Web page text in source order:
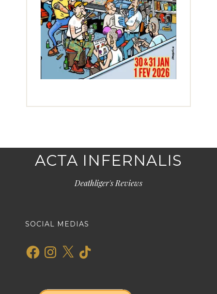
ACTA INFERNALIS
Deathliger's Reviews
SOCIAL MEDIAS
FacebookInstagram
X TikTok